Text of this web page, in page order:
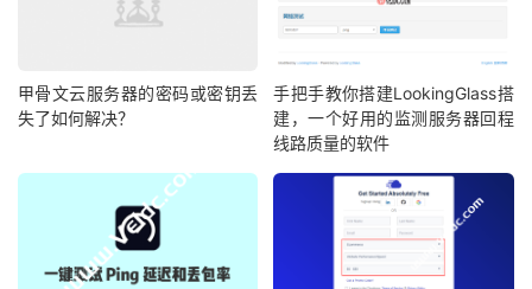
甲骨文云服务器的密码或密钥丢
失了如何解决？
手把手教你搭建LookingGlass搭
建，一个好用的监测服务器回程
线路质量的软件